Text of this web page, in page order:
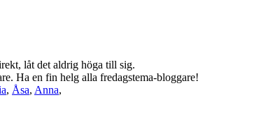
låt det aldrig höga till sig.
Ha en fin helg alla fredagstema-bloggare!
, Åsa, Anna,